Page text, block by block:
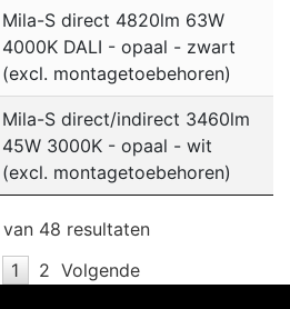
Mila-S direct 4820lm 63W
4000K DALI - opaal - zwart
(excl. montagetoebehoren)
Mila-S direct/indirect 3460lm
45W 3000K - opaal - wit
(excl. montagetoebehoren)
48 resultaten
1 2 Volgende